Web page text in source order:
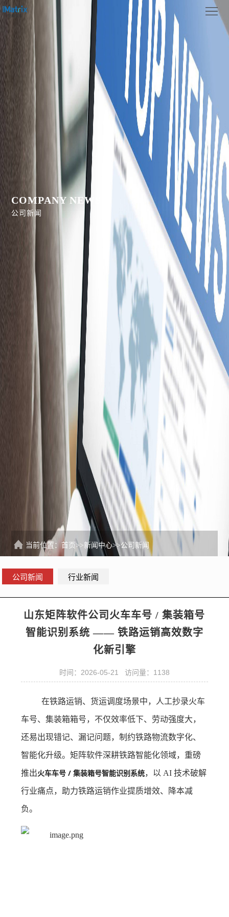
首
页
关
于
我
们
新
闻
中
心
产
品
功
能
案
例
展
示
联
系
我
们 COMPANY NEWS
公司新闻
当前位置：首页>>新闻中心>>公司新闻
公司新闻 行业新闻
山东矩阵软件公司火车车号 / 集装箱号
智能识别系统 —— 铁路运销高效数字
化新引擎
时间：2026-05-21 访问量：1138
在铁路运销、货运调度场景中，人工抄录火车
车号、集装箱箱号，不仅效率低下、劳动强度大，
还易出现错记、漏记问题，制约铁路物流数字化、
智能化升级。矩阵软件深耕铁路智能化领域，重磅
推出火车车号 / 集装箱号智能识别系统，以 AI 技术破解
行业痛点，助力铁路运销作业提质增效、降本减
负。